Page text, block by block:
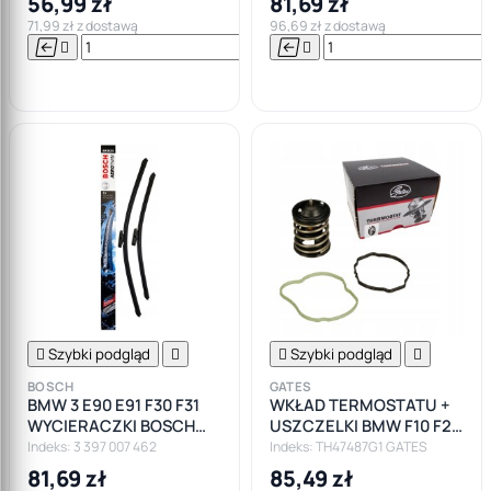
71,99 zł z dostawą
  

96,69 zł z dostawą
 
 Szybki podgląd 
BOSCH
BMW 3 E90 E91 F30 F31
WYCIERACZKI BOSCH
AEROTWIN
Indeks: 3 397 007 462
81,69 zł
 Szybki podgląd 
GATES
WKŁAD TERMOSTATU +
USZCZELKI BMW F10 F20
F30 F80 2.0 N47
Indeks: TH47487G1 GATES
85,49 zł